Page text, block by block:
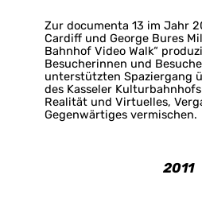
Zur documenta 13 im Jahr
Cardiff und George Bures
Bahnhof Video Walk“
Besucherinnen und
unterstützten Spaziergang
des Kasseler
Realität und Virtuelles,
Gegenwärtiges vermischen.
2011